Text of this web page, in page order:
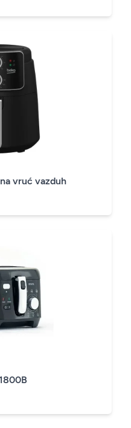
vruć vazduh